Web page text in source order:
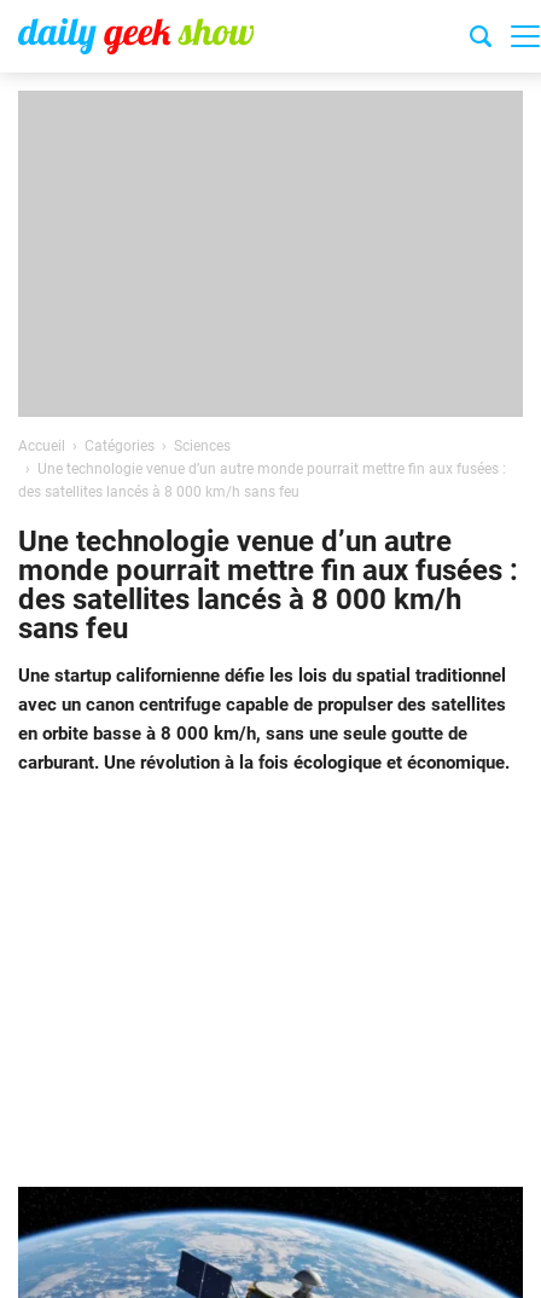
Accueil Catégories
Sciences
Une technologie venue d’un autre monde pourrait mettre fin aux fusées :
des satellites lancés à 8 000 km/h sans feu
Une technologie venue d’un autre
monde pourrait mettre fin aux fusées :
des satellites lancés à 8 000 km/h
sans feu
Une startup californienne défie les lois du spatial traditionnel
avec un canon centrifuge capable de propulser des satellites
en orbite basse à 8 000 km/h, sans une seule goutte de
carburant. Une révolution à la fois écologique et économique.